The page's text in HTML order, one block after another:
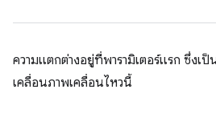
ความแตกต่างอยู่ที่พารามิเตอร์แรก ซึ่งเป็
เคลื่อนภาพเคลื่อนไหวนี้